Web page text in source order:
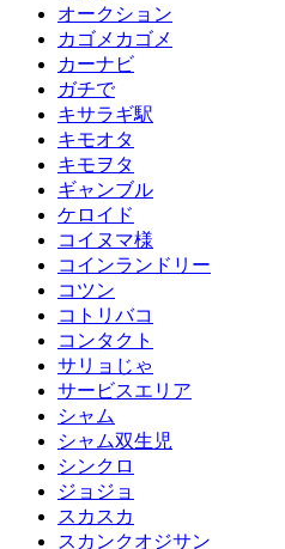
オークション
カゴメカゴメ
カーナビ
ガチで
キサラギ駅
キモオタ
キモヲタ
ギャンブル
ケロイド
コイヌマ様
コインランドリー
コツン
コトリバコ
コンタクト
サリョじゃ
サービスエリア
シャム
シャム双生児
シンクロ
ジョジョ
スカスカ
スカンクオジサン